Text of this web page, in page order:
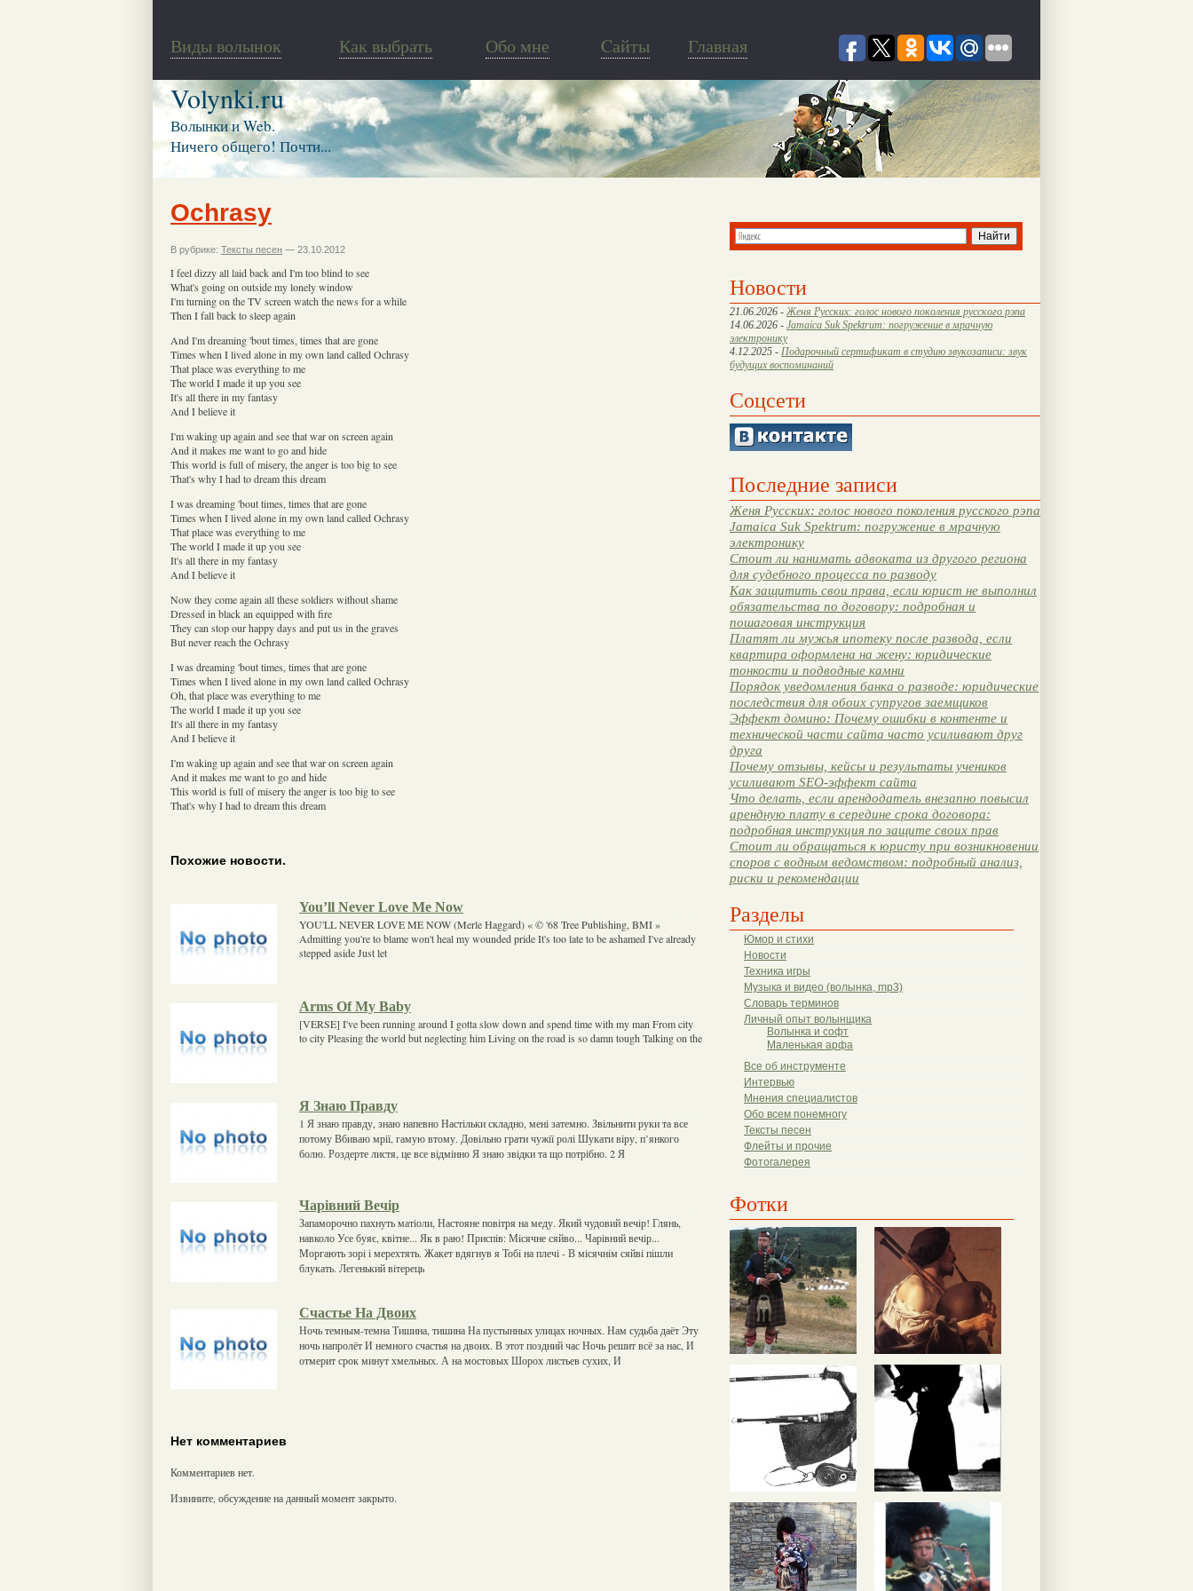
Виды волынок Как выбрать Обо мне Cайты Главная
Volynki.ru
Волынки и Web.
Ничего общего! Почти...
Новости
21.06.2026 - Женя Русских: голос нового поколения русского рэпа
14.06.2026 - Jamaica Suk Spektrum: погружение в мрачную
электронику
4.12.2025 - Подарочный сертификат в студию звукозаписи: звук
будущих воспоминаний
Соцсети
Последние записи
Женя Русских: голос нового поколения русского рэпа
Jamaica Suk Spektrum: погружение в мрачную
электронику
Стоит ли нанимать адвоката из другого региона
для судебного процесса по разводу
Как защитить свои права, если юрист не выполнил
обязательства по договору: подробная и
пошаговая инструкция
Платят ли мужья ипотеку после развода, если
квартира оформлена на жену: юридические
тонкости и подводные камни
Порядок уведомления банка о разводе: юридические
последствия для обоих супругов заемщиков
Эффект домино: Почему ошибки в контенте и
технической части сайта часто усиливают друг
друга
Почему отзывы, кейсы и результаты учеников
усиливают SEO-эффект сайта
Что делать, если арендодатель внезапно повысил
арендную плату в середине срока договора:
подробная инструкция по защите своих прав
Стоит ли обращаться к юристу при возникновении
споров с водным ведомством: подробный анализ,
риски и рекомендации
Разделы
Юмор и стихи
Новости
Техника игры
Музыка и видео (волынка, mp3)
Словарь терминов
Личный опыт волынщика
Волынка и софт
Маленькая арфа
Все об инструменте
Интервью
Мнения специалистов
Обо всем понемногу
Тексты песен
Флейты и прочие
Фотогалерея
Фотки
Ochrasy
В рубрике: Тексты песен — 23.10.2012
I feel dizzy all laid back and I'm too blind to see
What's going on outside my lonely window
I'm turning on the TV screen watch the news for a while
Then I fall back to sleep again
And I'm dreaming 'bout times, times that are gone
Times when I lived alone in my own land called Ochrasy
That place was everything to me
The world I made it up you see
It's all there in my fantasy
And I believe it
I'm waking up again and see that war on screen again
And it makes me want to go and hide
This world is full of misery, the anger is too big to see
That's why I had to dream this dream
I was dreaming 'bout times, times that are gone
Times when I lived alone in my own land called Ochrasy
That place was everything to me
The world I made it up you see
It's all there in my fantasy
And I believe it
Now they come again all these soldiers without shame
Dressed in black an equipped with fire
They can stop our happy days and put us in the graves
But never reach the Ochrasy
I was dreaming 'bout times, times that are gone
Times when I lived alone in my own land called Ochrasy
Oh, that place was everything to me
The world I made it up you see
It's all there in my fantasy
And I believe it
I'm waking up again and see that war on screen again
And it makes me want to go and hide
This world is full of misery the anger is too big to see
That's why I had to dream this dream
Похожие новости.
You’ll Never Love Me Now
YOU'LL NEVER LOVE ME NOW (Merle Haggard) « © '68 Tree Publishing, BMI »
Admitting you're to blame won't heal my wounded pride It's too late to be ashamed I've already
stepped aside Just let
Arms Of My Baby
[VERSE] I've been running around I gotta slow down and spend time with my man From city
to city Pleasing the world but neglecting him Living on the road is so damn tough Talking on the
Я Знаю Правду
1 Я знаю правду, знаю напевно Настільки складно, мені затемно. Звільнити руки та все
потому Вбиваю мрії, гамую втому. Довільно грати чужії ролі Шукати віру, п’янкого
болю. Роздерте листя, це все відмінно Я знаю звідки та що потрібно. 2 Я
Чарівний Вечір
Запаморочно пахнуть матiоли, Настояне повiтря на меду. Який чудовий вечiр! Глянь,
навколо Усе буяє, квiтне... Як в раю! Приспiв: Мiсячне сяйво... Чарiвний вечiр...
Моргають зорi i мерехтять. Жакет вдягнув я Тобi на плечi - В мiсячнiм сяйвi пiшли
блукать. Легенький вiтерець
Счастье На Двоих
Ночь темным-темна Тишина, тишина На пустынных улицах ночных. Нам судьба даёт Эту
ночь напролёт И немного счастья на двоих. В этот поздний час Ночь решит всё за нас, И
отмерит срок минут хмельных. А на мостовых Шорох листьев сухих, И
Нет комментариев
Комментариев нет.
Извините, обсуждение на данный момент закрыто.